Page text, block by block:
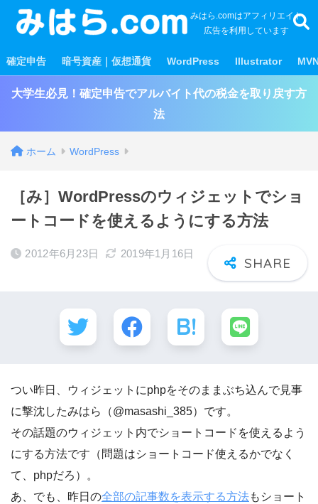
みはら.comはアフィリエイト
広告を利用しています
確定申告 暗号資産｜仮想通貨 WordPress Illustrator
大学生必見！確定申告でアルバイト代の税金を取り戻す方
法
ホーム WordPress
［み］WordPressのウィジェットでショ
ートコードを使えるようにする方法
2012年6月23日 2019年1月16日
つい昨日、ウィジェットにphpをそのままぶち込んで見事
に撃沈したみはら（@masashi_385）です。
その話題のウィジェット内でショートコードを使えるよう
にする方法です（問題はショートコード使えるかでなく
て、phpだろ）。
あ、でも、昨日の全部の記事数を表示する方法もショート